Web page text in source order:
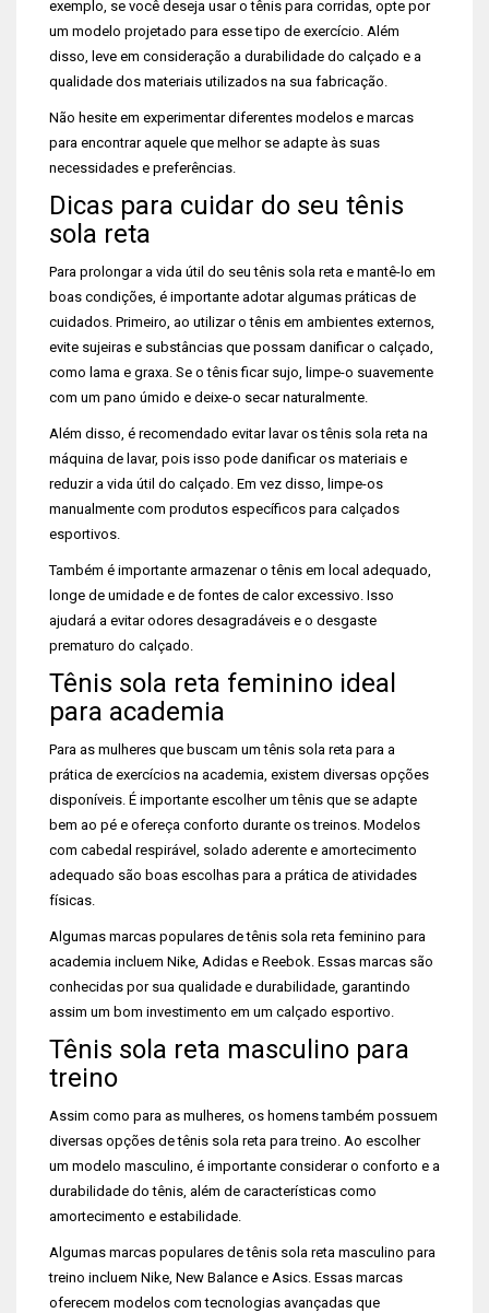
exemplo, se você deseja usar o tênis para corridas, opte por
um modelo projetado para esse tipo de exercício. Além
disso, leve em consideração a durabilidade do calçado e a
qualidade dos materiais utilizados na sua fabricação.
Não hesite em experimentar diferentes modelos e marcas
para encontrar aquele que melhor se adapte às suas
necessidades e preferências.
Dicas para cuidar do seu tênis
sola reta
Para prolongar a vida útil do seu tênis sola reta e mantê-lo em
boas condições, é importante adotar algumas práticas de
cuidados. Primeiro, ao utilizar o tênis em ambientes externos,
evite sujeiras e substâncias que possam danificar o calçado,
como lama e graxa. Se o tênis ficar sujo, limpe-o suavemente
com um pano úmido e deixe-o secar naturalmente.
Além disso, é recomendado evitar lavar os tênis sola reta na
máquina de lavar, pois isso pode danificar os materiais e
reduzir a vida útil do calçado. Em vez disso, limpe-os
manualmente com produtos específicos para calçados
esportivos.
Também é importante armazenar o tênis em local adequado,
longe de umidade e de fontes de calor excessivo. Isso
ajudará a evitar odores desagradáveis e o desgaste
prematuro do calçado.
Tênis sola reta feminino ideal
para academia
Para as mulheres que buscam um tênis sola reta para a
prática de exercícios na academia, existem diversas opções
disponíveis. É importante escolher um tênis que se adapte
bem ao pé e ofereça conforto durante os treinos. Modelos
com cabedal respirável, solado aderente e amortecimento
adequado são boas escolhas para a prática de atividades
físicas.
Algumas marcas populares de tênis sola reta feminino para
academia incluem Nike, Adidas e Reebok. Essas marcas são
conhecidas por sua qualidade e durabilidade, garantindo
assim um bom investimento em um calçado esportivo.
Tênis sola reta masculino para
treino
Assim como para as mulheres, os homens também possuem
diversas opções de tênis sola reta para treino. Ao escolher
um modelo masculino, é importante considerar o conforto e a
durabilidade do tênis, além de características como
amortecimento e estabilidade.
Algumas marcas populares de tênis sola reta masculino para
treino incluem Nike, New Balance e Asics. Essas marcas
oferecem modelos com tecnologias avançadas que